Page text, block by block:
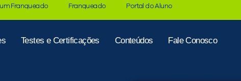
um Franqueado Franqueado Portal do Aluno
Testes e Certificações Conteúdos Fale Conosco